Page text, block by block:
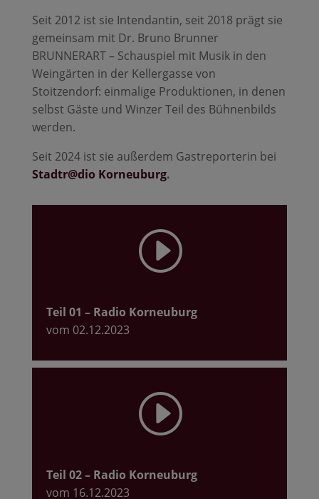
Seit 2012 ist sie Intendantin, seit 2018 prägt sie
gemeinsam mit Dr. Bruno Brunner
BRUNNERART – Schauspiel mit Musik in den
Weingärten in der Kellergasse von
Stoitzendorf: einmalige Produktionen, in denen
selbst Gäste und Winzer Teil des Bühnenbilds
werden.
Seit 2024 ist sie außerdem Gastreporterin bei
Stadtr@dio Korneuburg.
I
Teil 01 – Radio Korneuburg
vom 02.12.2023
I
Teil 02– Radio Korneuburg
vom 16.12.2023